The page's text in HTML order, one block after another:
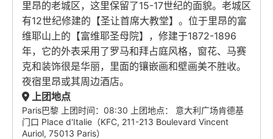
里昂的老城区，这里保留了15-17世纪的面貌。老城区
有12世纪修建的【圣让首席大教堂】。位于里昂的富
维耶山上的【富维耶圣母院】，修建于1872-1896
年，它的外表采用了罗马和拜占庭风格，窗花、马赛
克和装饰很是华丽，里面的镶嵌画和壁画美不胜收。
夜宿里昂或其周边酒店。
上团地点
Paris巴黎 上团时间：08:30 上团地点： 意大利广场肯德基
门口 Place d'Italie（KFC, 211-213 Boulevard Vincent
Auriol, 75013 Paris）